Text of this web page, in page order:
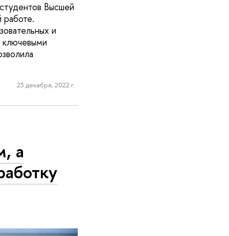
Высшей
и
ключевыми
23 декабря, 2022 г.
а